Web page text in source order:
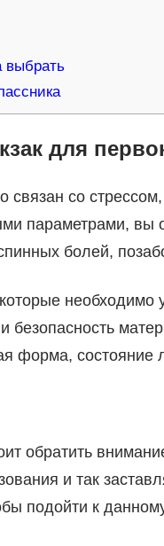
выбрать
для
связан со
параметрами, вы
болей,
необходимо
безопасность
форма, состояние
обратить
и так
подойти к